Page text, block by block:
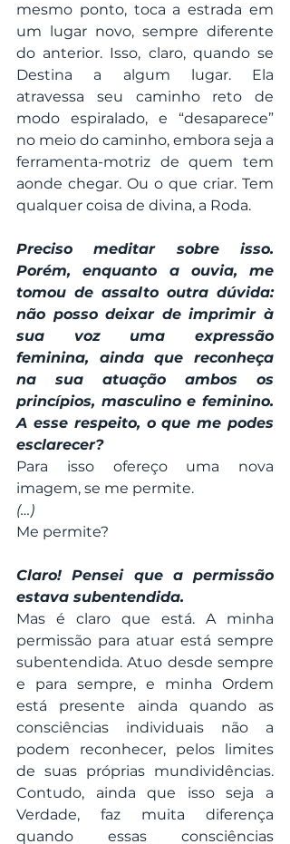
mesmo ponto, toca a estrada em
um lugar novo, sempre diferente
do anterior. Isso, claro, quando se
Destina a algum lugar. Ela
atravessa seu caminho reto de
modo espiralado, e “desaparece”
no meio do caminho, embora seja a
ferramenta-motriz de quem tem
aonde chegar. Ou o que criar. Tem
qualquer coisa de divina, a Roda.
Preciso meditar sobre isso.
Porém, enquanto a ouvia, me
tomou de assalto outra dúvida:
não posso deixar de imprimir à
sua voz uma expressão
feminina, ainda que reconheça
na sua atuação ambos os
princípios, masculino e feminino.
A esse respeito, o que me podes
esclarecer?
Para isso ofereço uma nova
imagem, se me permite.
(…)
Me permite?
Claro! Pensei que a permissão
estava subentendida.
Mas é claro que está. A minha
permissão para atuar está sempre
subentendida. Atuo desde sempre
e para sempre, e minha Ordem
está presente ainda quando as
consciências individuais não a
podem reconhecer, pelos limites
de suas próprias mundividências.
Contudo, ainda que isso seja a
Verdade, faz muita diferença
quando essas consciências